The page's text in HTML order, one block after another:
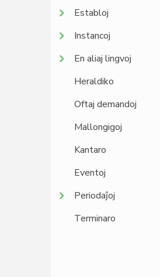
Establoj
Instancoj
En aliaj lingvoj
Heraldiko
Oftaj demandoj
Mallongigoj
Kantaro
Eventoj
Periodaĵoj
Terminaro